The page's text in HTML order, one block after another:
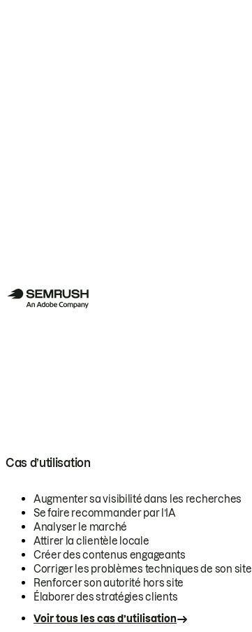
Cas d’utilisation
Augmenter sa visibilité dans les recherches
Se faire recommander par l’IA
Analyser le marché
Attirer la clientèle locale
Créer des contenus engageants
Corriger les problèmes techniques de son site
Renforcer son autorité hors site
Élaborer des stratégies clients
Voir tous les cas d’utilisation